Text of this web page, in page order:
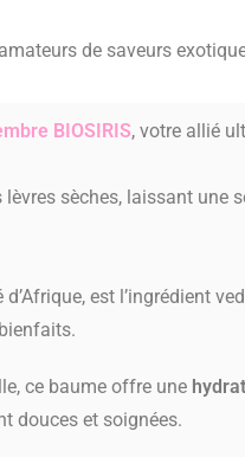
de saveurs
BIOSIRIS, votre allié
lèvres sèches, laissant une
est l’ingrédient
ce baume offre une
douces et soignées.